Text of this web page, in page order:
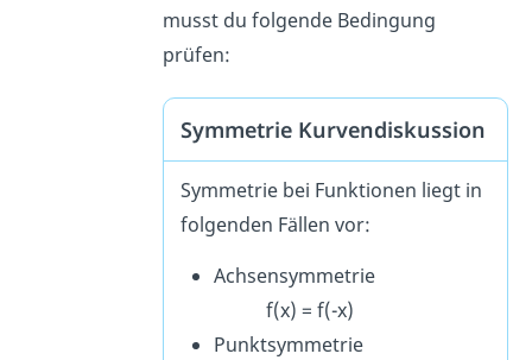
musst du folgende Bedingung
prüfen:
Symmetrie Kurvendiskussion
Symmetrie bei Funktionen liegt in
folgenden Fällen vor:
Achsensymmetrie
f(x) = f(-x)
Punktsymmetrie